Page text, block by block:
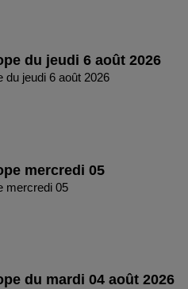
du jeudi 6 août 2026
du jeudi 6 août 2026
mercredi 05
mercredi 05
du mardi 04 août 2026